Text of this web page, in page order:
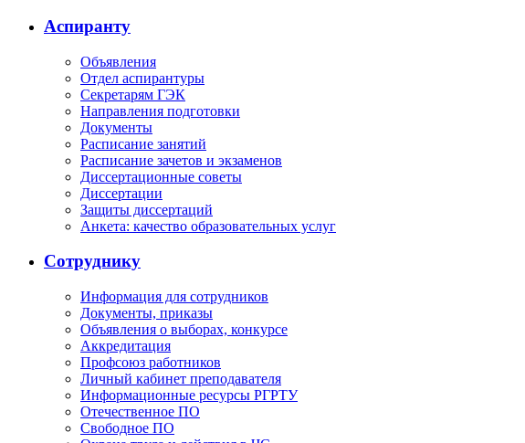
Аспиранту
Объявления
Отдел аспирантуры
Секретарям ГЭК
Направления подготовки
Документы
Расписание занятий
Расписание зачетов и экзаменов
Диссертационные советы
Диссертации
Защиты диссертаций
Анкета: качество образовательных услуг
Сотруднику
Информация для сотрудников
Документы, приказы
Объявления о выборах, конкурсе
Аккредитация
Профсоюз работников
Личный кабинет преподавателя
Информационные ресурсы РГРТУ
Отечественное ПО
Свободное ПО